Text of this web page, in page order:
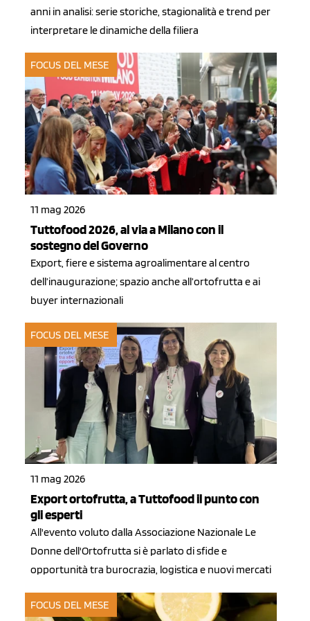
anni in analisi: serie storiche, stagionalità e trend per
interpretare le dinamiche della filiera
FOCUS DEL MESE
11 mag 2026
Tuttofood 2026, al via a Milano con il
sostegno del Governo
Export, fiere e sistema agroalimentare al centro
dell’inaugurazione; spazio anche all’ortofrutta e ai
buyer internazionali
FOCUS DEL MESE
11 mag 2026
Export ortofrutta, a Tuttofood il punto con
gli esperti
All'evento voluto dalla Associazione Nazionale Le
Donne dell'Ortofrutta si è parlato di sfide e
opportunità tra burocrazia, logistica e nuovi mercati
FOCUS DEL MESE